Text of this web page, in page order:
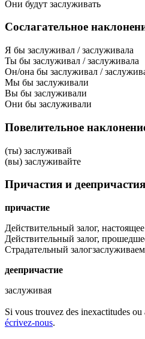
Они будут заслуживать
Сослагательное
Я бы заслуживал / заслуживала
Ты бы заслуживал / заслуживала
Он/она бы заслуживал /
Мы бы заслуживали
Вы бы заслуживали
Они бы заслуживали
Повелительное
(ты) заслуживай
(вы) заслуживайте
Причастия и деепричастия
причастие
Действительный залог,
Действительный залог,
Страдательный залог
деепричастие
заслуживая
Si vous trouvez des inexactitudes ou
écrivez-nous.